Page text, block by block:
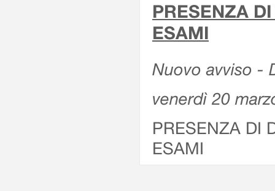
PRESENZA
ESAMI
Nuovo avviso -
venerdì 20
PRESENZA DI
ESAMI